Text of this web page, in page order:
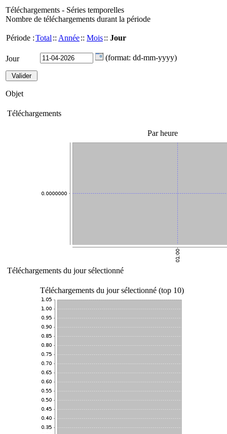
Téléchargements - Séries temporelles
Nombre de téléchargements durant la période
Période :Total :: Année:: Mois:: Jour
Jour (format: dd-mm-yyyy)
Objet
Téléchargements
Par heure
Téléchargements du jour sélectionné
Téléchargements du jour sélectionné (top 10)